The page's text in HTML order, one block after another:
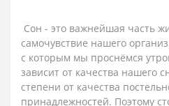
Сон - это важнейшая часть
самочувствие нашего
с которым мы проснёмся
зависит от качества нашего
степени от качества
принадлежностей. Поэтому